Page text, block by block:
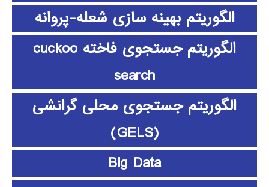
الگوریتم بهینه سازی شعله-پروانه
الگوریتم جستجوی فاخته cuckoo
search
الگوریتم جستجوی محلی گرانشی
(GELS)
Big Data